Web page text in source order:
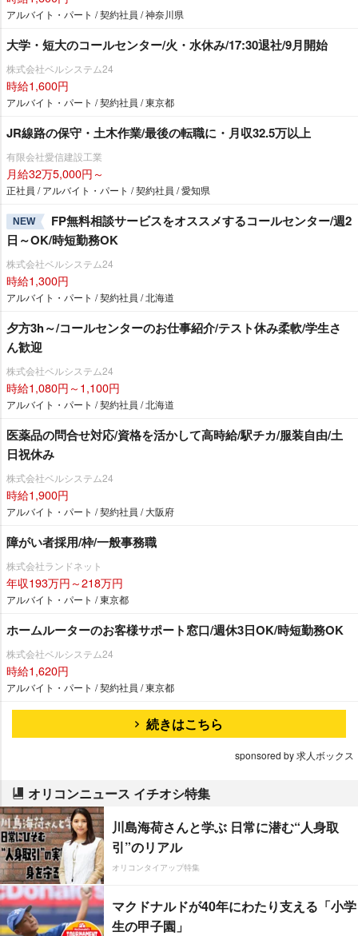
アルバイト・パート / 契約社員 / 神奈川県
大学・短大のコールセンター/火・水休み/17:30退社/9月開始
株式会社ベルシステム24
時給1,600円
アルバイト・パート / 契約社員 / 東京都
JR線路の保守・土木作業/最後の転職に・月収32.5万以上
有限会社愛信建設工業
月給32万5,000円～
正社員 / アルバイト・パート / 契約社員 / 愛知県
NEW
FP無料相談サービスをオススメするコールセンター/週2
日～OK/時短勤務OK
株式会社ベルシステム24
時給1,300円
アルバイト・パート / 契約社員 / 北海道
夕方3h～/コールセンターのお仕事紹介/テスト休み柔軟/学生さ
ん歓迎
株式会社ベルシステム24
時給1,080円～1,100円
アルバイト・パート / 契約社員 / 北海道
医薬品の問合せ対応/資格を活かして高時給/駅チカ/服装自由/土
日祝休み
株式会社ベルシステム24
時給1,900円
アルバイト・パート / 契約社員 / 大阪府
障がい者採用/枠/一般事務職
株式会社ランドネット
年収193万円～218万円
アルバイト・パート / 東京都
ホームルーターのお客様サポート窓口/週休3日OK/時短勤務OK
株式会社ベルシステム24
時給1,620円
アルバイト・パート / 契約社員 / 東京都
続きはこちら
sponsored by 求人ボックス
オリコンニュース イチオシ特集
川島海荷さんと学ぶ 日常に潜む“人身取
引”のリアル
オリコンタイアップ特集
マクドナルドが40年にわたり支える「小学
生の甲子園」